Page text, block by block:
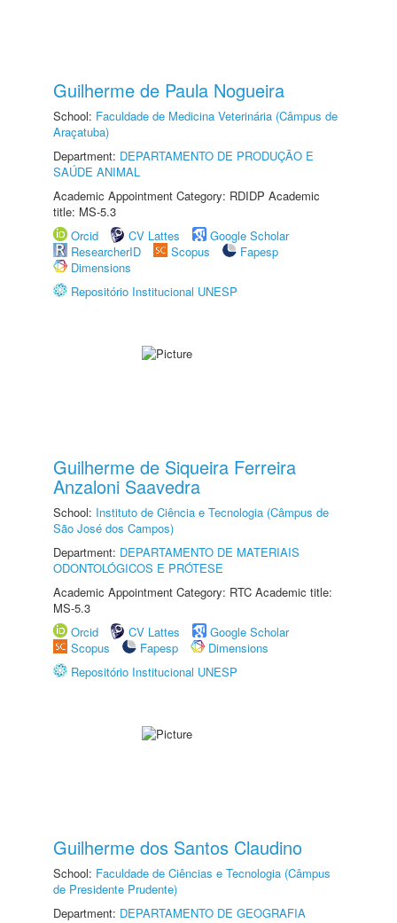
Guilherme de Paula Nogueira
School: Faculdade de Medicina Veterinária (Câmpus de
Araçatuba)
Department: DEPARTAMENTO DE PRODUÇÃO E
SAÚDE ANIMAL
Academic Appointment Category: RDIDP Academic
title: MS-5.3
Orcid
CV Lattes
Google Scholar
ResearcherID
Scopus
Fapesp
Dimensions
Repositório Institucional UNESP
Guilherme de Siqueira Ferreira
Anzaloni Saavedra
School: Instituto de Ciência e Tecnologia (Câmpus de
São José dos Campos)
Department: DEPARTAMENTO DE MATERIAIS
ODONTOLÓGICOS E PRÓTESE
Academic Appointment Category: RTC Academic title:
MS-5.3
Orcid
CV Lattes
Google Scholar
Scopus
Fapesp
Dimensions
Repositório Institucional UNESP
Guilherme dos Santos Claudino
School: Faculdade de Ciências e Tecnologia (Câmpus
de Presidente Prudente)
Department: DEPARTAMENTO DE GEOGRAFIA